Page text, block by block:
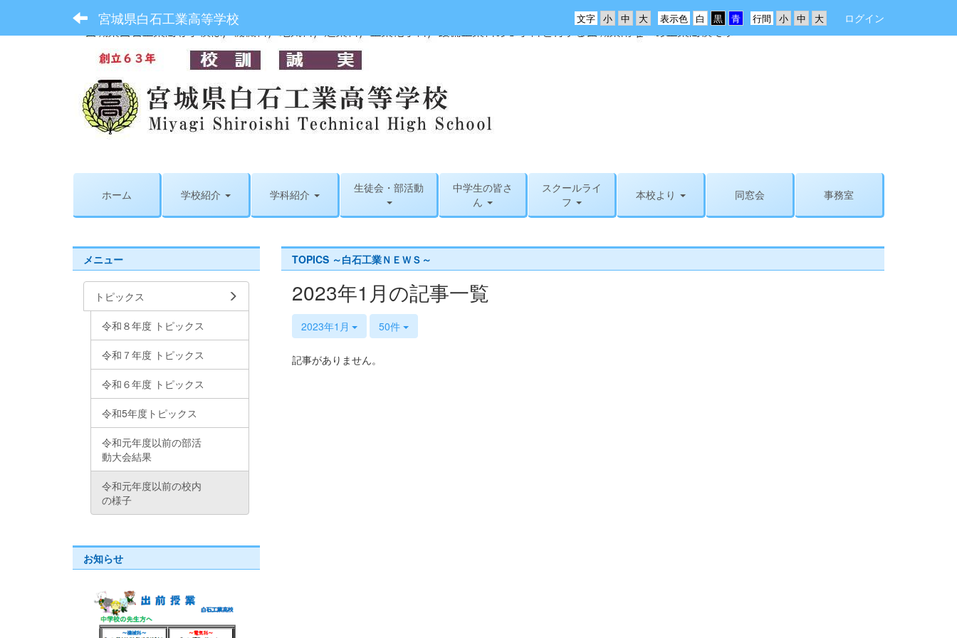
宮城県白石工業高等学校 行間
表示色
文字 ログイン
ホーム 学校紹介 学科紹介 生徒会・部活動
中学生の皆さ
ん
スクールライ
フ
本校より 同窓会 事務室
TOPICS ～白石工業ＮＥＷＳ～
2023年1月の記事一覧
2023年1月 50件
記事がありません。
メニュー
トピックス
令和８年度 トピックス
令和７年度 トピックス
令和６年度 トピックス
令和5年度トピックス
令和元年度以前の部活
動大会結果
令和元年度以前の校内
の様子
お知らせ